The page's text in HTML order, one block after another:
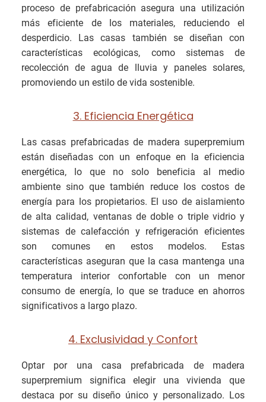
proceso de prefabricación asegura una utilización
más eficiente de los materiales, reduciendo el
desperdicio. Las casas también se diseñan con
características ecológicas, como sistemas de
recolección de agua de lluvia y paneles solares,
promoviendo un estilo de vida sostenible.
3. Eficiencia Energética
Las casas prefabricadas de madera superpremium
están diseñadas con un enfoque en la eficiencia
energética, lo que no solo beneficia al medio
ambiente sino que también reduce los costos de
energía para los propietarios. El uso de aislamiento
de alta calidad, ventanas de doble o triple vidrio y
sistemas de calefacción y refrigeración eficientes
son comunes en estos modelos. Estas
características aseguran que la casa mantenga una
temperatura interior confortable con un menor
consumo de energía, lo que se traduce en ahorros
significativos a largo plazo.
4. Exclusividad y Confort
Optar por una casa prefabricada de madera
superpremium significa elegir una vivienda que
destaca por su diseño único y personalizado. Los